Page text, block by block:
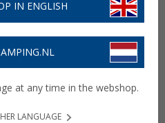
IN ENGLISH
at any time in the webshop.
LANGUAGE